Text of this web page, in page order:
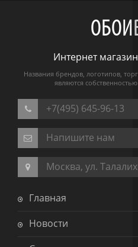
ОБОИ
Интернет
Названия брендов, логотипов,
являются
+7(495) 645-96-13
Напишите нам
Москва, ул.
Главная
Новости